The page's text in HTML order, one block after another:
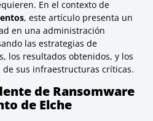
En el contexto de
, este artículo presenta un
en una administración
las estrategias de
los resultados obtenidos, y los
sus infraestructuras críticas.
de Ransomware
de Elche